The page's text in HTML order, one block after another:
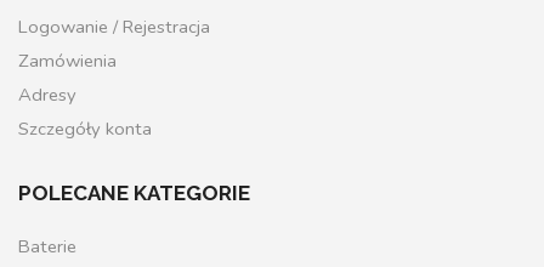
Logowanie / Rejestracja
Zamówienia
Adresy
Szczegóły konta
POLECANE KATEGORIE
Baterie